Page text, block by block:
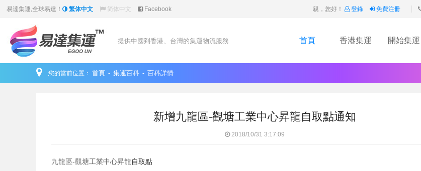
易達集運,全球易達！ 繁体中文 简体中文 Facebook 親，您好！ 登錄 免費注冊
提供中國到香港、台灣的集運物流服務 首頁 香港集運 開始集運
您的當前位置： 首頁 - 集運百科 - 百科詳情
新增九龍區-觀塘工業中心昇龍自取點通知
2018/10/31 3:17:09
九龍區-觀塘工業中心昇龍自取點